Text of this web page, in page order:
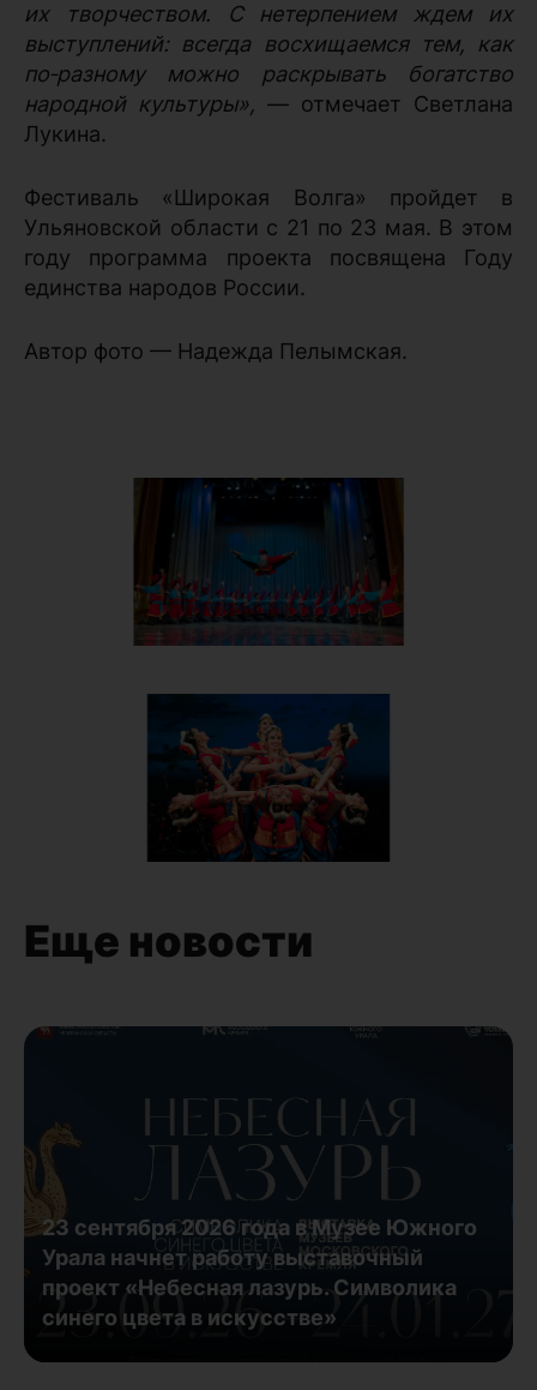
их творчеством. С нетерпением ждем их
выступлений: всегда восхищаемся тем, как
по‑разному можно раскрывать богатство
народной культуры», — отмечает Светлана
Лукина.
Фестиваль «Широкая Волга» пройдет в
Ульяновской области с 21 по 23 мая. В этом
году программа проекта посвящена Году
единства народов России.
Автор фото — Надежда Пелымская.
Еще новости
23 сентября 2026 года в Музее Южного
Урала начнет работу выставочный
проект «Небесная лазурь. Символика
синего цвета в искусстве»